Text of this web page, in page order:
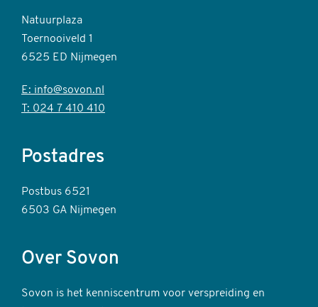
Natuurplaza
Toernooiveld 1
6525 ED Nijmegen
E: info@sovon.nl
T: 024 7 410 410
Postadres
Postbus 6521
6503 GA Nijmegen
Over Sovon
Sovon is het kenniscentrum voor verspreiding en